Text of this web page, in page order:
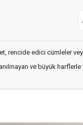
rencide edici cümleler
ve büyük harflerle